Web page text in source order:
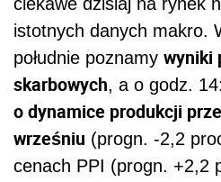
istotnych danych makro.
południe poznamy wyniki
skarbowych, a o godz.
o dynamice produkcji
wrześniu (progn. -2,2
cenach PPI (progn. +2,2